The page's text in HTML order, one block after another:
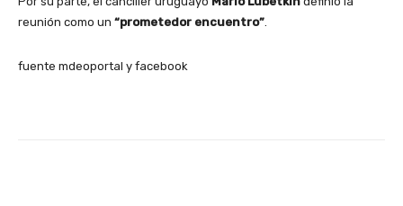
reunión como un “prometedor encuentro”.
fuente mdeoportal y facebook